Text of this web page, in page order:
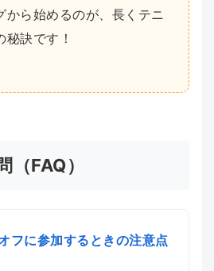
から始めるのが、長くテニ
訣です！
（FAQ）
フに参加するときの注意点